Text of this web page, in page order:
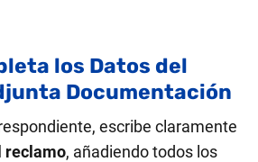
los Datos del
Documentación
escribe claramente
reclamo, añadiendo todos los